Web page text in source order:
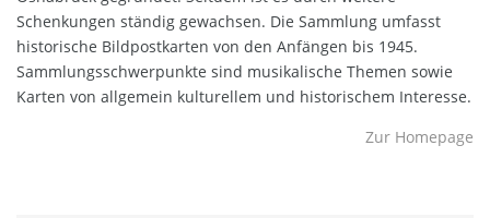
Schenkungen ständig gewachsen. Die Sammlung umfasst
historische Bildpostkarten von den Anfängen bis 1945.
Sammlungsschwerpunkte sind musikalische Themen sowie
Karten von allgemein kulturellem und historischem Interesse.
Zur Homepage